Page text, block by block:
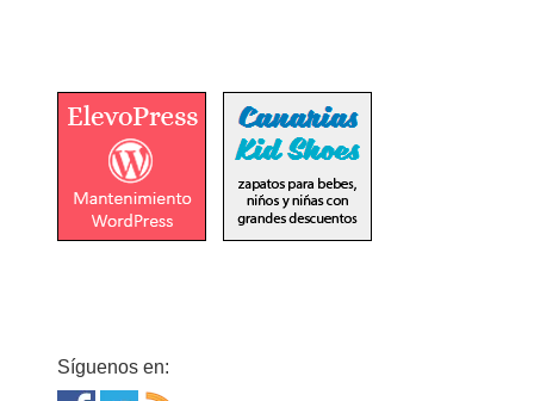
Síguenos en: